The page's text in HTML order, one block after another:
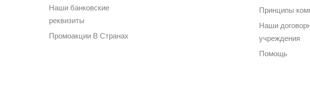
Наши банковские
реквизиты
Промоакции В Странах
Принципы
Наши
учреждения
Помощь